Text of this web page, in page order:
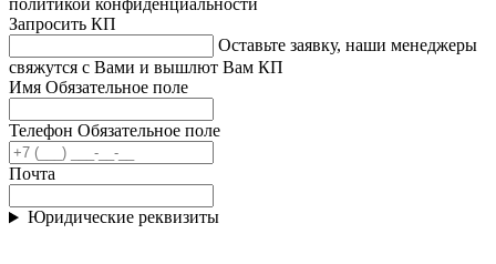
политикой конфиденциальности
Запросить КП
Оставьте заявку, наши менеджеры
свяжутся с Вами и вышлют Вам КП
Имя Обязательное поле
Телефон Обязательное поле
Почта
Юридические реквизиты